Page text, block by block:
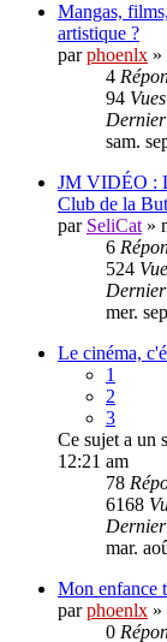
Mangas,
artistique ?
parphoenlx »
4
94 Vues
Dernier
sam.
JM VIDÉO :
Club de la
par SeliCat »
6
524
Dernier
mer.
Le cinéma,
1
2
3
Ce sujet a un
12:21 am
78
6168
Dernier
mar.
Mon enfance
parphoenlx »
0